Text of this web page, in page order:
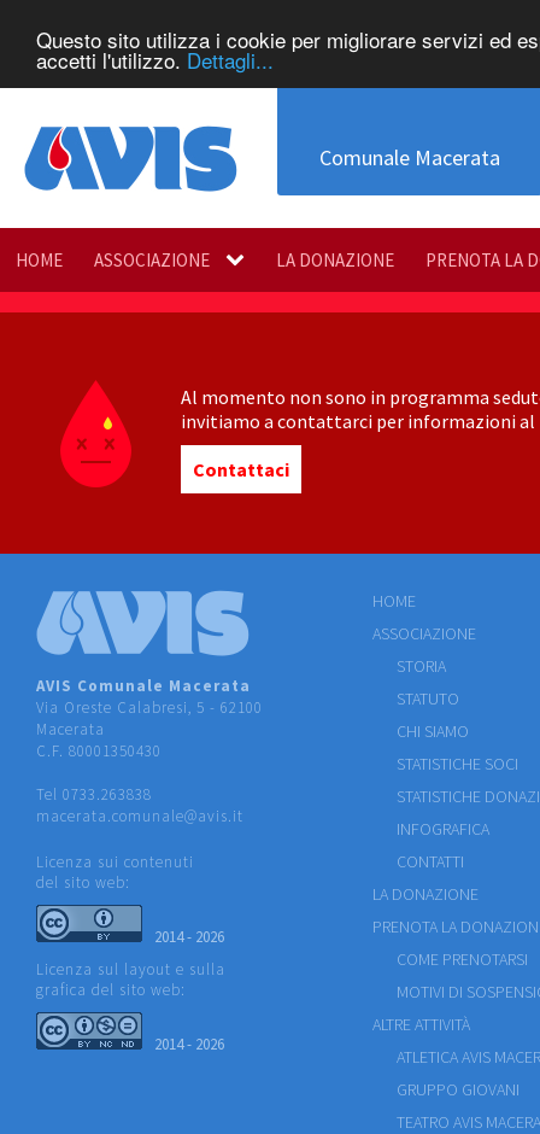
Questo sito utilizza i cookie per migliorare servizi ed
accetti l'utilizzo. Dettagli...
Comunale Macerata
HOME ASSOCIAZIONE LA DONAZIONE PRENOTA LA
Al momento non sono in programma
invitiamo a contattarci per informazioni al
Contattaci
AVIS Comunale Macerata
Via Oreste Calabresi, 5 - 62100
Macerata
C.F. 80001350430
Tel 0733.263838
macerata.comunale@avis.it
Licenza sui contenuti
del sito web:
2014 - 2026
Licenza sul layout e sulla
grafica del sito web:
2014 - 2026
HOME
ASSOCIAZIONE
STORIA
STATUTO
CHI SIAMO
STATISTICHE SOCI
STATISTICHE
INFOGRAFICA
CONTATTI
LA DONAZIONE
PRENOTA LA
COME PRENOTARSI
MOTIVI DI
ALTRE ATTIVITÀ
ATLETICA AVIS
GRUPPO GIOVANI
TEATRO AVIS